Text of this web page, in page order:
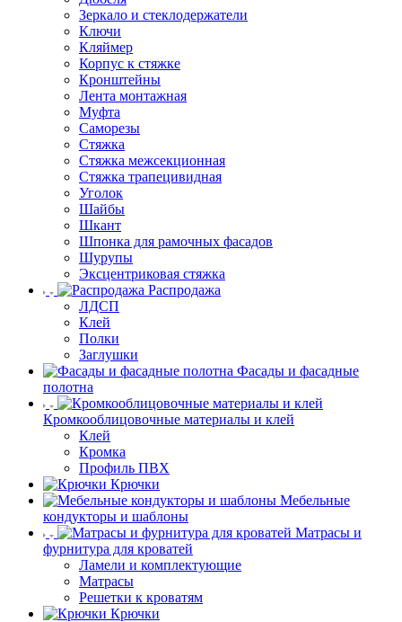
Зеркало и стеклодержатели
Ключи
Кляймер
Корпус к стяжке
Кронштейны
Лента монтажная
Муфта
Саморезы
Стяжка
Стяжка межсекционная
Стяжка трапецивидная
Уголок
Шайбы
Шкант
Шпонка для рамочных фасадов
Шурупы
Эксцентриковая стяжка
Распродажа
ЛДСП
Клей
Полки
Заглушки
Фасады и фасадные
полотна
Кромкооблицовочные материалы и клей
Клей
Кромка
Профиль ПВХ
Крючки
Мебельные
кондукторы и шаблоны
Матрасы и
фурнитура для кроватей
Ламели и комплектующие
Матрасы
Решетки к кроватям
Крючки